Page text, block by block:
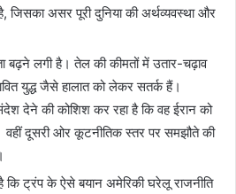
असर पूरी दुनिया की अर्थव्यवस्था और
बढ़ने लगी है। तेल की कीमतों में उतार-चढ़ाव
युद्ध जैसे हालात को लेकर सतर्क हैं।
देने की कोशिश कर रहा है कि वह ईरान को
दूसरी ओर कूटनीतिक स्तर पर समझौते की
कि ट्रंप के ऐसे बयान अमेरिकी घरेलू राजनीति